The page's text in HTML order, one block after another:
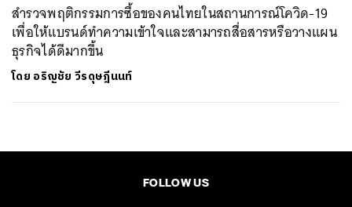
สำรวจพฤติกรรมการซื้อของคนไทยในสถานการณ์โควิด-19
เพื่อให้แบรนด์ทำความเข้าใจและสามารถสื่อสารหรือวางแผน
ธุรกิจได้ดีมากขึ้น
โดย อริญชัย วีรดุษฎีนนท์
FOLLOW US